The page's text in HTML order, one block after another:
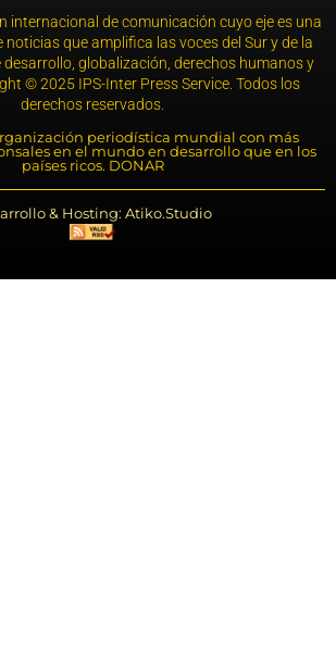
internacional de comunicación cuyo eje es una
que amplifica las voces del Sur y de la
globalización, derechos humanos y
© 2025 IPS-Inter Press Service. Todos los
derechos reservados.
periodística mundial con más
en el mundo en desarrollo que en los
países ricos. DONAR
& Hosting: Atiko.Studio